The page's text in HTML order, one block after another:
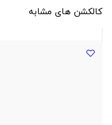
کالکشن های مشابه